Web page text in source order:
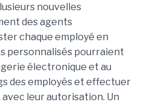
nouvelles
des agents
chaque employé en
personnalisés pourraient
électronique et au
des employés et effectuer
leur autorisation. Un